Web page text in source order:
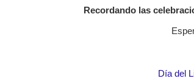
Recordando las
Día del